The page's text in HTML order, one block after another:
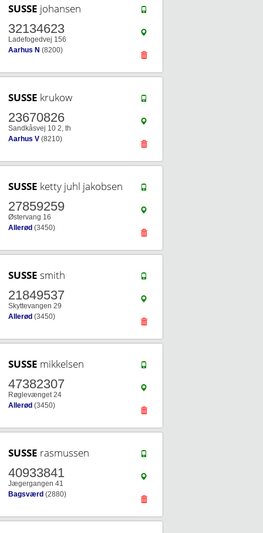
SUSSE johansen
32134623
Ladefogedvej 156
Aarhus N (8200)
SUSSE krukow
23670826
Sandkåsvej 10 2, th
Aarhus V (8210)
SUSSE ketty juhl jakobsen
27859259
Østervang 16
Allerød (3450)
SUSSE smith
21849537
Skyttevangen 29
Allerød (3450)
SUSSE mikkelsen
47382307
Røglevænget 24
Allerød (3450)
SUSSE rasmussen
40933841
Jægergangen 41
Bagsværd (2880)